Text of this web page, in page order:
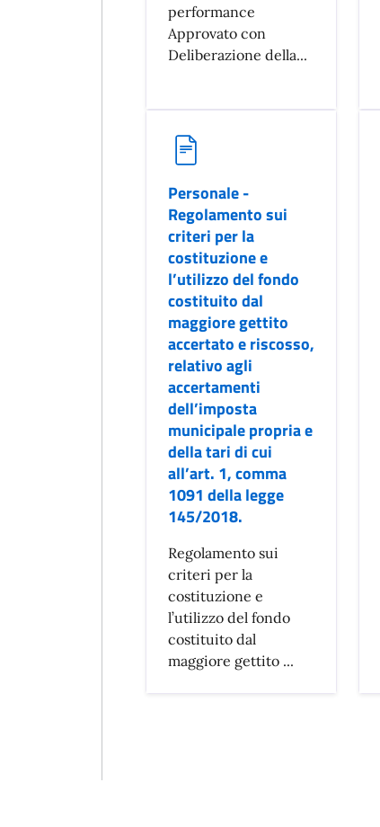
performance
Approvato con
Deliberazione della...
Personale -
Regolamento sui
criteri per la
costituzione e
l’utilizzo del fondo
costituito dal
maggiore gettito
accertato e riscosso,
relativo agli
accertamenti
dell’imposta
municipale propria e
della tari di cui
all’art. 1, comma
1091 della legge
145/2018.
Regolamento sui
criteri per la
costituzione e
l’utilizzo del fondo
costituito dal
maggiore gettito ...